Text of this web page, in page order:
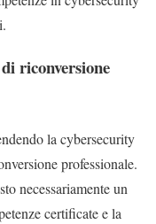
riconversione
la cybersecurity
professionale.
necessariamente un
certificate e la